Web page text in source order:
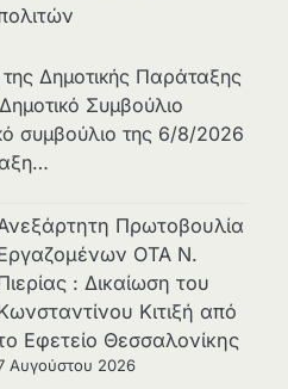
Δημοτικής Παράταξης
Συμβούλιο
συμβούλιο της 6/8/2026
Πρωτοβουλία
ΟΤΑ Ν.
: Δικαίωση του
Κιτιξή από
Εφετείο Θεσσαλονίκης
Αυγούστου 2026